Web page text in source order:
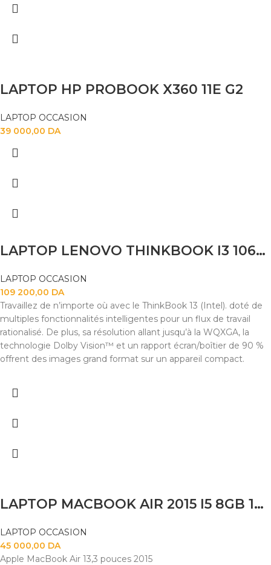
LAPTOP HP PROBOOK X360 11E G2
LAPTOP OCCASION
39 000,00 DA
LAPTOP LENOVO THINKBOOK I3 1065G7 8GB
LAPTOP OCCASION
109 200,00 DA
Travaillez de n’importe où avec le ThinkBook 13 (Intel). doté de
multiples fonctionnalités intelligentes pour un flux de travail
rationalisé. De plus, sa résolution allant jusqu’à la WQXGA, la
technologie Dolby Vision™ et un rapport écran/boîtier de 90 %
offrent des images grand format sur un appareil compact.
LAPTOP MACBOOK AIR 2015 I5 8GB 120SSD 14
LAPTOP OCCASION
45 000,00 DA
Apple MacBook Air 13,3 pouces 2015